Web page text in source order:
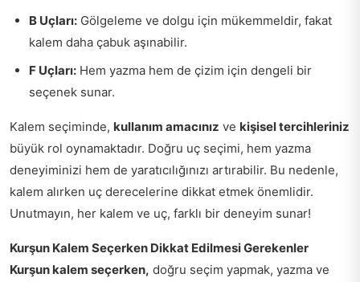
B Uçları: Gölgeleme ve dolgu için mükemmeldir, fakat
kalem daha çabuk aşınabilir.
F Uçları: Hem yazma hem de çizim için dengeli bir
seçenek sunar.
Kalem seçiminde, kullanım amacınız ve kişisel tercihleriniz
büyük rol oynamaktadır. Doğru uç seçimi, hem yazma
deneyiminizi hem de yaratıcılığınızı artırabilir. Bu nedenle,
kalem alırken uç derecelerine dikkat etmek önemlidir.
Unutmayın, her kalem ve uç, farklı bir deneyim sunar!
Kurşun Kalem Seçerken Dikkat Edilmesi Gerekenler
Kurşun kalem seçerken, doğru seçim yapmak, yazma ve